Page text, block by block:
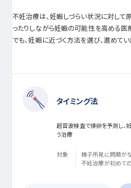
不妊治療は、妊娠しづらい状況に対して
ったりしながら妊娠の可能性を高める医
でも、妊娠に近づく方法を選び、進めてい
タイミング法
超音波検査で排卵を予測し、
う治療
対象
精子所見に問題が
不妊治療が初めて